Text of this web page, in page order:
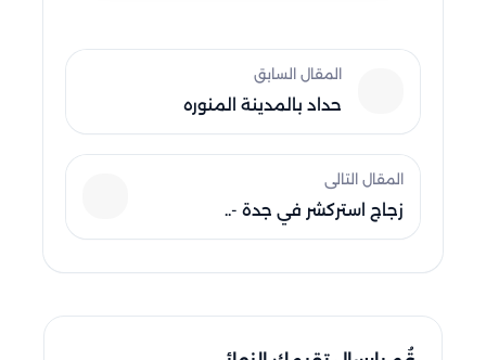
المقال السابق
حداد بالمدينة المنوره
المقال التالى
زجاج استركشر في جدة -..